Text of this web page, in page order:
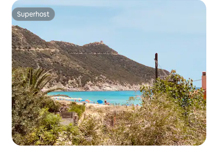
Superhost
Superhost